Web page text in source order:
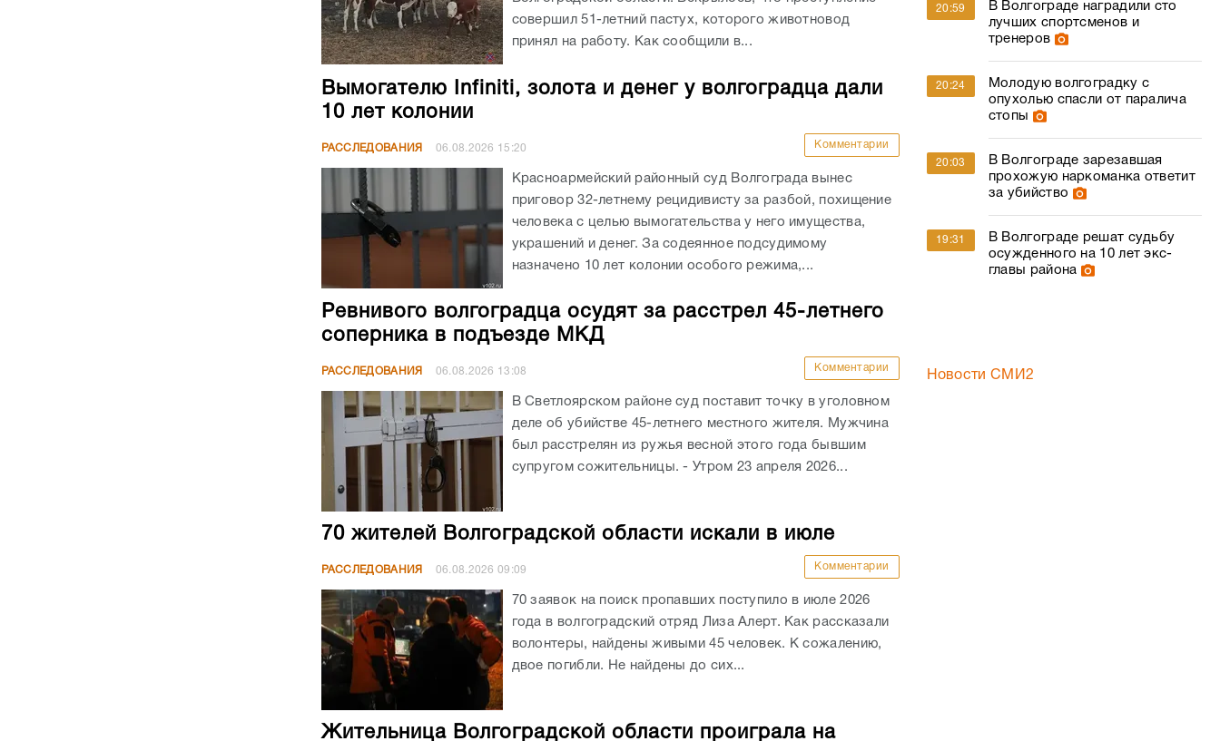
совершил 51-летний пастух, которого животновод
принял на работу. Как сообщили в...
Вымогателю Infiniti, золота и денег у волгоградца дали
10 лет колонии
РАССЛЕДОВАНИЯ 06.08.2026 15:20 Комментарии
Красноармейский районный суд Волгограда вынес
приговор 32-летнему рецидивисту за разбой, похищение
человека с целью вымогательства у него имущества,
украшений и денег. За содеянное подсудимому
назначено 10 лет колонии особого режима,...
Ревнивого волгоградца осудят за расстрел 45-летнего
соперника в подъезде МКД
РАССЛЕДОВАНИЯ 06.08.2026 13:08 Комментарии
В Светлоярском районе суд поставит точку в уголовном
деле об убийстве 45-летнего местного жителя. Мужчина
был расстрелян из ружья весной этого года бывшим
супругом сожительницы. - Утром 23 апреля 2026...
70 жителей Волгоградской области искали в июле
РАССЛЕДОВАНИЯ 06.08.202609:09 Комментарии
70 заявок на поиск пропавших поступило в июле 2026
года в волгоградский отряд Лиза Алерт. Как рассказали
волонтеры, найдены живыми 45 человек. К сожалению,
двое погибли. Не найдены до сих...
Жительница Волгоградской области проиграла на
20:59
В Волгограде наградили сто
лучших спортсменов и
тренеров
20:24
Молодую волгоградку с
опухолью спасли от паралича
стопы
20:03
В Волгограде зарезавшая
прохожую наркоманка ответит
за убийство
19:31
В Волгограде решат судьбу
осужденного на 10 лет экс-
главы района
Новости СМИ2